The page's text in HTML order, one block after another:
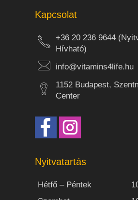
Kapcsolat
+36 20 236 9644
Hívható)
info@vitamins4life.hu
1152 Budapest,
Center
Nyitvatartás
Hétfő – Péntek